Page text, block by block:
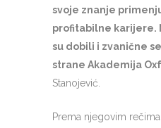
svoje znanje
profitabilne karijere.
su dobili i zvanične
strane Akademija
Stanojević.
Prema njegovim